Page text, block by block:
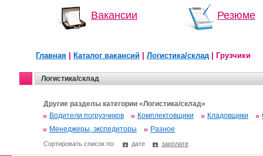
Вакансии Резюме
Главная Каталог вакансий Логистика/склад | Грузчики
Логистика/склад
Другие разделы категории «Логистика/склад»
Водители погрузчиков
Комплектовщики Кладовщики
Менеджеры, экспедиторы
Разное
Сортировать список по: дате зарплате